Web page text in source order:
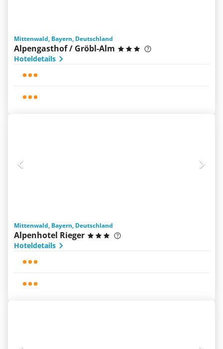
Mittenwald, Bayern, Deutschland
Alpengasthof / Gröbl-Alm
Hoteldetails
Mittenwald, Bayern, Deutschland
Alpenhotel Rieger
Hoteldetails